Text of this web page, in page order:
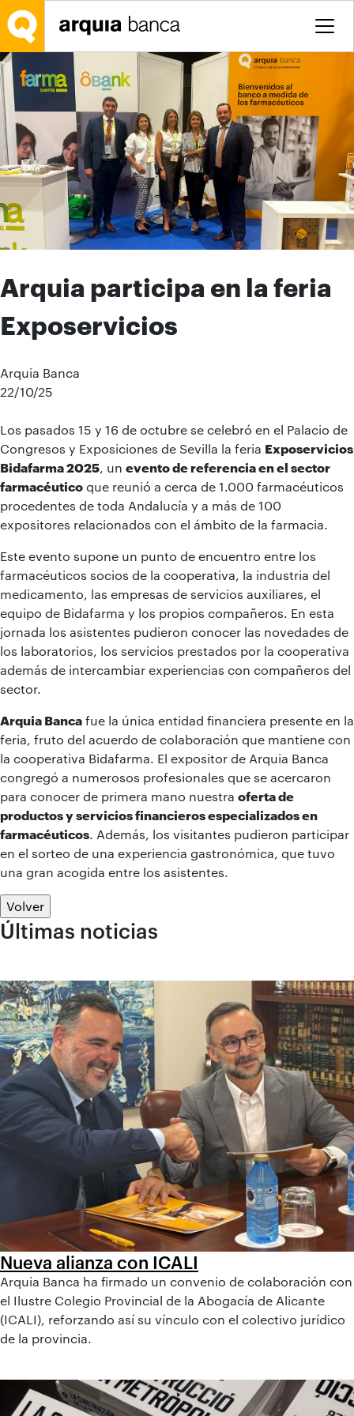
Saltar al contenido principal
Arquia participa en la feria
Exposervicios
Arquia Banca
22/10/25
Los pasados 15 y 16 de octubre se celebró en el Palacio de
Congresos y Exposiciones de Sevilla la feria Exposervicios
Bidafarma 2025 , un evento de referencia en el sector
farmacéutico que reunió a cerca de 1.000 farmacéuticos
procedentes de toda Andalucía y a más de 100
expositores relacionados con el ámbito de la farmacia.
Este evento supone un punto de encuentro entre los
farmacéuticos socios de la cooperativa, la industria del
medicamento, las empresas de servicios auxiliares, el
equipo de Bidafarma y los propios compañeros. En esta
jornada los asistentes pudieron conocer las novedades de
los laboratorios, los servicios prestados por la cooperativa
además de intercambiar experiencias con compañeros del
sector.
Arquia Banca fue la única entidad financiera presente en la
feria, fruto del acuerdo de colaboración que mantiene con
la cooperativa Bidafarma. El expositor de Arquia Banca
congregó a numerosos profesionales que se acercaron
para conocer de primera mano nuestra oferta de
productos y servicios financieros especializados en
farmacéuticos . Además, los visitantes pudieron participar
en el sorteo de una experiencia gastronómica, que tuvo
una gran acogida entre los asistentes.
Volver
Últimas noticias
Nueva alianza con ICALI
Arquia Banca ha firmado un convenio de colaboración con
el Ilustre Colegio Provincial de la Abogacía de Alicante
(ICALI), reforzando así su vínculo con el colectivo jurídico
de la provincia.